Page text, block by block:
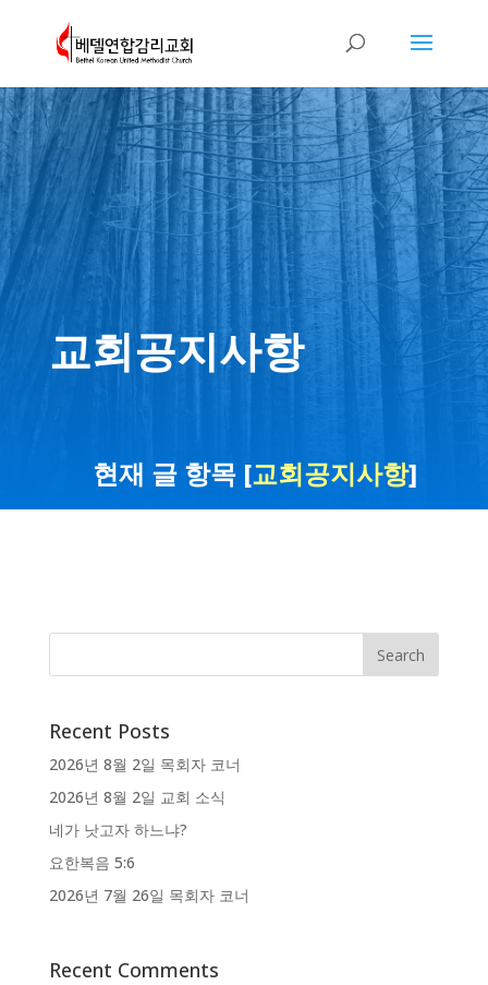
교회공지사항
현재 글 항목 [교회공지사항]
Recent Posts
2026년 8월 2일 목회자 코너
2026년 8월 2일 교회 소식
네가 낫고자 하느냐?
요한복음 5:6
2026년 7월 26일 목회자 코너
Recent Comments